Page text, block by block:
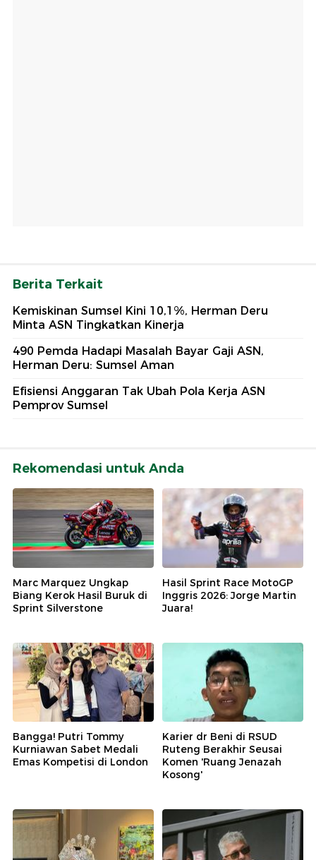
Berita Terkait
Kemiskinan Sumsel Kini 10,1%, Herman Deru
Minta ASN Tingkatkan Kinerja
490 Pemda Hadapi Masalah Bayar Gaji ASN,
Herman Deru: Sumsel Aman
Efisiensi Anggaran Tak Ubah Pola Kerja ASN
Pemprov Sumsel
Rekomendasi untuk Anda
Marc Marquez Ungkap
Biang Kerok Hasil Buruk di
Sprint Silverstone
Hasil Sprint Race MotoGP
Inggris 2026: Jorge Martin
Juara!
Bangga! Putri Tommy
Kurniawan Sabet Medali
Emas Kompetisi di London
Karier dr Beni di RSUD
Ruteng Berakhir Seusai
Komen 'Ruang Jenazah
Kosong'